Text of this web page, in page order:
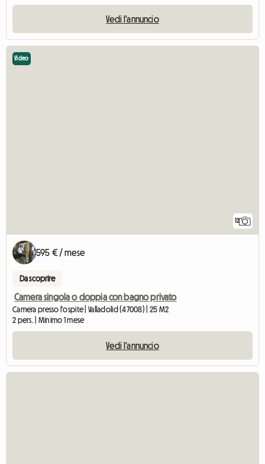
Vedi l'annuncio
12
Video
595 € / mese
Da scoprire
Camera singola o doppia con bagno privato
Camera presso l'ospite | Valladolid (47008) | 25 M2
2 pers. | Minimo 1 mese
Vedi l'annuncio